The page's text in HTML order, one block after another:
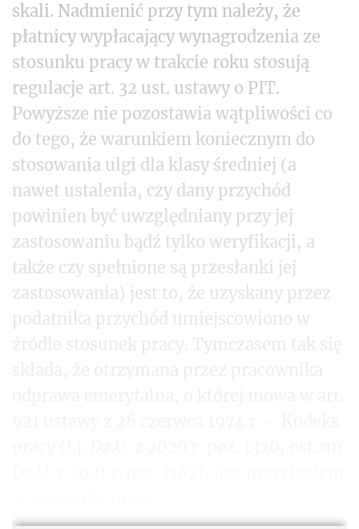
skali. Nadmienić przy tym należy, że
płatnicy wypłacający wynagrodzenia ze
stosunku pracy w trakcie roku stosują
regulacje art. 32 ust. ustawy o PIT.
Powyższe nie pozostawia wątpliwości co
do tego, że warunkiem koniecznym do
stosowania ulgi dla klasy średniej (a
nawet ustalenia, czy dany przychód
powinien być uwzględniany przy jej
zastosowaniu bądź tylko weryfikacji, a
także czy spełnione są przesłanki jej
zastosowania) jest to, że uzyskany przez
podatnika przychód umiejscowiono w